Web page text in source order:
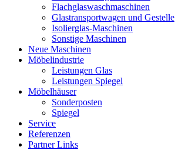
Flachglaswaschmaschinen
Glastransportwagen und Gestelle
Isolierglas-Maschinen
Sonstige Maschinen
Neue Maschinen
Möbelindustrie
Leistungen Glas
Leistungen Spiegel
Möbelhäuser
Sonderposten
Spiegel
Service
Referenzen
Partner Links